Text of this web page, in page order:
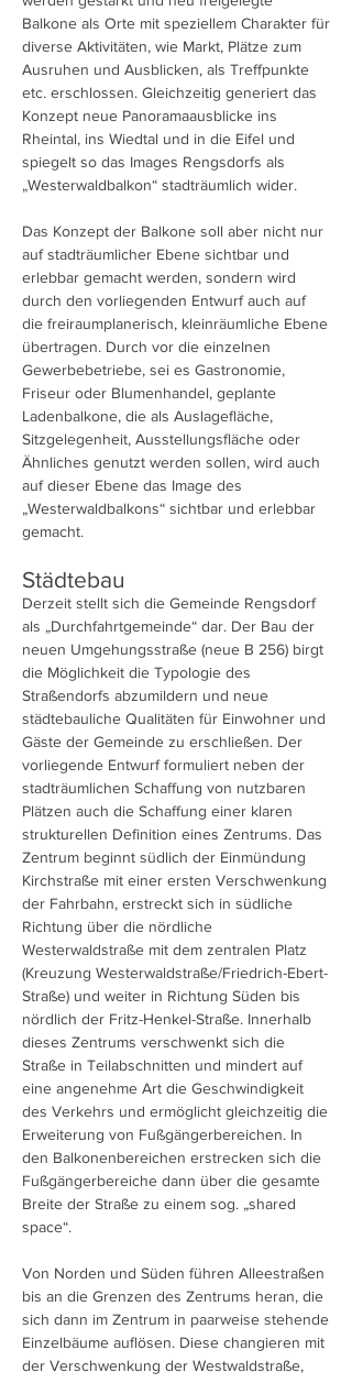
Balkone als Orte mit speziellem Charakter für
diverse Aktivitäten, wie Markt, Plätze zum
Ausruhen und Ausblicken, als Treffpunkte
etc. erschlossen. Gleichzeitig generiert das
Konzept neue Panoramaausblicke ins
Rheintal, ins Wiedtal und in die Eifel und
spiegelt so das Images Rengsdorfs als
„Westerwaldbalkon“ stadträumlich wider.
Das Konzept der Balkone soll aber nicht nur
auf stadträumlicher Ebene sichtbar und
erlebbar gemacht werden, sondern wird
durch den vorliegenden Entwurf auch auf
die freiraumplanerisch, kleinräumliche Ebene
übertragen. Durch vor die einzelnen
Gewerbebetriebe, sei es Gastronomie,
Friseur oder Blumenhandel, geplante
Ladenbalkone, die als Auslagefläche,
Sitzgelegenheit, Ausstellungsfläche oder
Ähnliches genutzt werden sollen, wird auch
auf dieser Ebene das Image des
„Westerwaldbalkons“ sichtbar und erlebbar
gemacht.
Städtebau
Derzeit stellt sich die Gemeinde Rengsdorf
als „Durchfahrtgemeinde“ dar. Der Bau der
neuen Umgehungsstraße (neue B 256) birgt
die Möglichkeit die Typologie des
Straßendorfs abzumildern und neue
städtebauliche Qualitäten für Einwohner und
Gäste der Gemeinde zu erschließen. Der
vorliegende Entwurf formuliert neben der
stadträumlichen Schaffung von nutzbaren
Plätzen auch die Schaffung einer klaren
strukturellen Definition eines Zentrums. Das
Zentrum beginnt südlich der Einmündung
Kirchstraße mit einer ersten Verschwenkung
der Fahrbahn, erstreckt sich in südliche
Richtung über die nördliche
Westerwaldstraße mit dem zentralen Platz
(Kreuzung Westerwaldstraße/Friedrich-Ebert-
Straße) und weiter in Richtung Süden bis
nördlich der Fritz-Henkel-Straße. Innerhalb
dieses Zentrums verschwenkt sich die
Straße in Teilabschnitten und mindert auf
eine angenehme Art die Geschwindigkeit
des Verkehrs und ermöglicht gleichzeitig die
Erweiterung von Fußgängerbereichen. In
den Balkonenbereichen erstrecken sich die
Fußgängerbereiche dann über die gesamte
Breite der Straße zu einem sog. „shared
space“.
Von Norden und Süden führen Alleestraßen
bis an die Grenzen des Zentrums heran, die
sich dann im Zentrum in paarweise stehende
Einzelbäume auflösen. Diese changieren mit
der Verschwenkung der Westwaldstraße,